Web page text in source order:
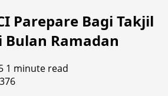
Parepare Bagi Takjil
Ramadan
1 minute read